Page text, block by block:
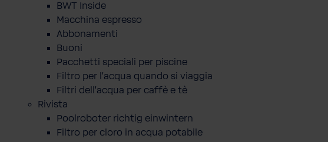
BWT Inside
Macchina espresso
Abbonamenti
Buoni
Pacchetti speciali per piscine
Filtro per l'acqua quando si viaggia
Filtri dell'acqua per caffè e tè
Rivista
Poolroboter richtig einwintern
Filtro per cloro in acqua potabile